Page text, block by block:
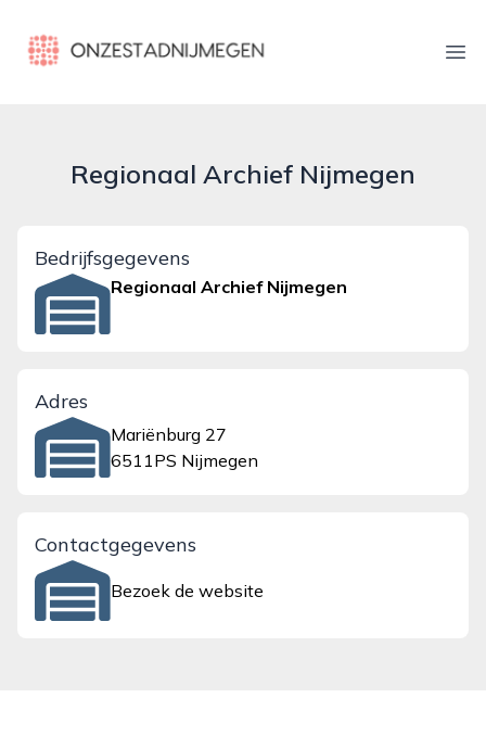
onzestadnijmegen.nl
Regionaal Archief Nijmegen
Bedrijfsgegevens
Regionaal Archief Nijmegen
Adres
Mariënburg 27
6511PS Nijmegen
Contactgegevens
Bezoek de website